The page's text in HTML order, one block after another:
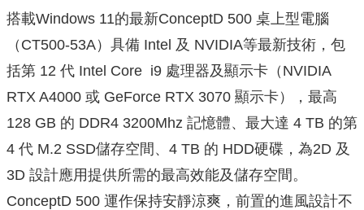
搭載Windows 11的最新ConceptD 500 桌上型電腦
（CT500-53A）具備 Intel 及 NVIDIA等最新技術，包
括第 12 代 Intel Core ​ i9 處理器及顯示卡（NVIDIA
RTX A4000 或 GeForce RTX 3070 顯示卡），最高
128 GB 的 DDR4 3200Mhz 記憶體、最大達 4 TB 的第
4 代 M.2 SSD儲存空間、4 TB 的 HDD硬碟，為2D 及
3D 設計應用提供所需的最高效能及儲存空間。
ConceptD 500 運作保持安靜涼爽，前置的進風設計不